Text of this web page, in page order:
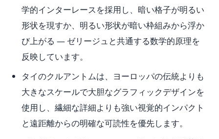
学的インターレースを採用し、暗い格子が明るい
形状を現すか、明るい形状が暗い枠組みから浮か
び上がる — ゼリージュと共通する数学的原理を
反映しています。
タイのクルアントムは、ヨーロッパの伝統よりも
大きなスケールで大胆なグラフィックデザインを
使用し、繊細な詳細よりも強い視覚的インパクト
と遠距離からの明確な可読性を優先します。